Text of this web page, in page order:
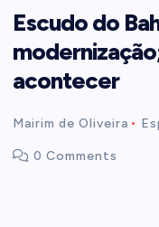
Escudo do
acontecer
Mairim de Oliveira
0 Comments